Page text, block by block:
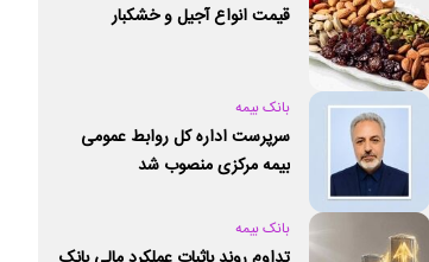
قیمت انواع آجیل و خشکبار
بانک بیمه
سرپرست اداره کل روابط عمومی
بیمه مرکزی منصوب شد
بانک بیمه